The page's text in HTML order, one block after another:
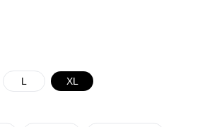
L XL